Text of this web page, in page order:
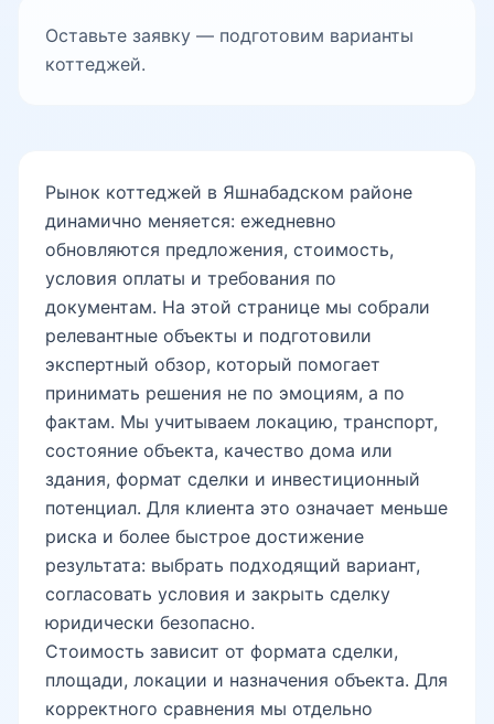
Чкалов
Тузель-1
Тузель-2
Тузель-3
ТАПОиЧ
метро Дустлик
Оставьте заявку — подготовим варианты
коттеджей.
Рынок коттеджей в Яшнабадском районе
динамично меняется: ежедневно
обновляются предложения, стоимость,
условия оплаты и требования по
документам. На этой странице мы собрали
релевантные объекты и подготовили
экспертный обзор, который помогает
принимать решения не по эмоциям, а по
фактам. Мы учитываем локацию, транспорт,
состояние объекта, качество дома или
здания, формат сделки и инвестиционный
потенциал. Для клиента это означает меньше
риска и более быстрое достижение
результата: выбрать подходящий вариант,
согласовать условия и закрыть сделку
юридически безопасно.
Стоимость зависит от формата сделки,
площади, локации и назначения объекта. Для
корректного сравнения мы отдельно